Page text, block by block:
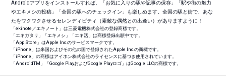
Androidアプリをインストールすれば、「お気に入りの駅や記事の保存」「駅や街の魅力
やエキメシの投稿」「全国の駅へのチェックイン」も楽しめます。全国の駅と街で、あな
たをワクワクさせるセレンディピティ（素敵な偶然との出逢い）がありますように！
「ekinote／エキノート」は三菱電機株式会社の登録商標です。
「エキガタリ」「エキメシ」「エキ活」は商標登録出願中です。
「App Store」はApple Inc.のサービスマークです。
「iPhone」は米国およびその他の国で登録されたApple Inc.の商標です。
「iPhone」の商標はアイホン株式会社のライセンスに基づき使用されています。
「AndroidTM 」「Google PlayおよびGoogle Playロゴ」はGoogle LLCの商標です。